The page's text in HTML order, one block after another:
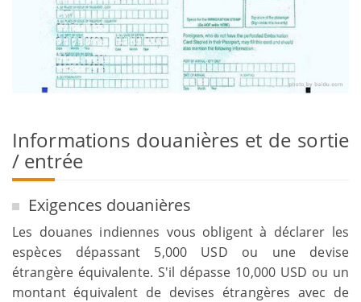
Informations douanières et de sortie
/ entrée
Exigences douanières
Les douanes indiennes vous obligent à déclarer les
espèces dépassant 5,000 USD ou une devise
étrangère équivalente. S'il dépasse 10,000 USD ou un
montant équivalent de devises étrangères avec de